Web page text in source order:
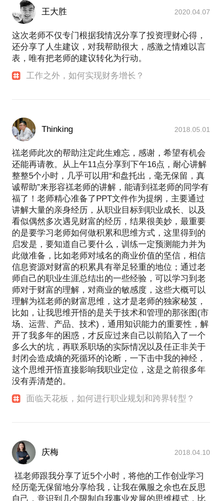
如何保护企业或产品的商标和域名？
针对具体项目或产品预算提供域名和商标一体化解决
同时，我也会分享域名和商标注册、管理、维护的基
王大胜 2020.04.07
这次老师不仅专门根据我情况分享了投资理财心得，
还分享了人生建议，对我帮助很大，感激之情难以言
表，唯有把老师的建议转化为行动。
工作之外，如何实现财务增长？
Thinking 2018.05.01
禚老师此次的帮助注定此生难忘，感谢，希望有机会
还能再请教。从上午11点分享到下午16点，耐心讲解
整整5个小时，几乎可以用“和盘托出，毫无保留，真
诚帮助”来形容禚老师的讲解，能请到禚老师的同学有
福了！老师精心准备了PPT文件作为提纲，主要通过
讲解大量的亲身经历，从职业目标到职业成长、以及
看似偶然多次遇见财富的经历，结果很美妙，最重要
的是要学习老师如何做积累和思维方式，这里得到的
启发是，要知道自己要什么，训练一定预测能力并为
此做准备，比如老师对域名的商业价值的坚信，相信
信息资源对财富的积累具有举足轻重的地位；通过老
师自己的职业生涯总结出的一些经验，可以学习到老
师对于财富的理解，对商业的敏感度，这些大概可以
理解为禚老师的财富思维，这才是老师的独家秘笈，
比如，让我思维开悟的是关于技术和管理的那张图(市
场、运营、产品、技术)，通用知识能力的重要性，解
开了我多年的困惑，才反应过来自己以前陷入了一个
多么大的坑，再联系职场的实际情况以及任正非关于
封闭会造成熵的死循环的论断，一下击中我的神经，
这个思维开悟直接影响我职业定位，这是之前很多年
没有弄清楚的。
面临天花板，如何进行职业规划和跨界转型？
庆梅 2018.04.10
禚老师跟我分享了近5个小时，将他的工作创业学习
经历毫无保留地分享给我，让我在佩服之余也在反思
自己，意识到几个限制自我事业发展的思维模式，比